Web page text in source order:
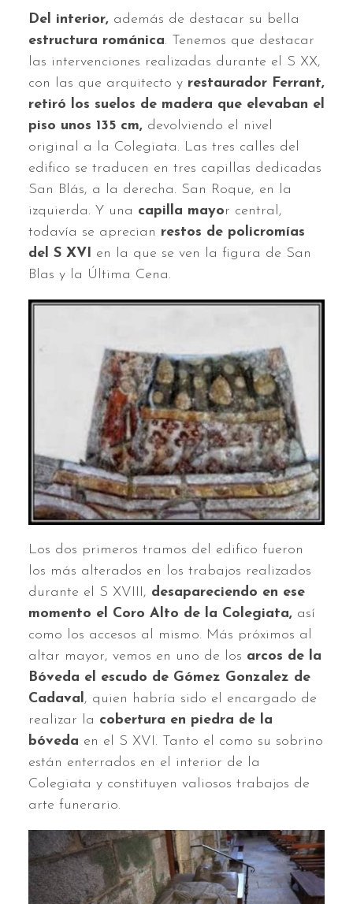
Del interior, además de destacar su bella
estructura románica. Tenemos que destacar
las intervenciones realizadas durante el S XX,
con las que arquitecto y restaurador Ferrant,
retiró los suelos de madera que elevaban el
piso unos 135 cm, devolviendo el nivel
original a la Colegiata. Las tres calles del
edifico se traducen en tres capillas dedicadas
San Blás, a la derecha. San Roque, en la
izquierda. Y una capilla mayor central,
todavía se aprecian restos de policromías
del S XVI en la que se ven la figura de San
Blas y la Última Cena.
Los dos primeros tramos del edifico fueron
los más alterados en los trabajos realizados
durante el S XVIII, desapareciendo en ese
momento el Coro Alto de la Colegiata, así
como los accesos al mismo. Más próximos al
altar mayor, vemos en uno de los arcos de la
Bóveda el escudo de Gómez Gonzalez de
Cadaval, quien habría sido el encargado de
realizar la cobertura en piedra de la
bóveda en el S XVI. Tanto el como su sobrino
están enterrados en el interior de la
Colegiata y constituyen valiosos trabajos de
arte funerario.